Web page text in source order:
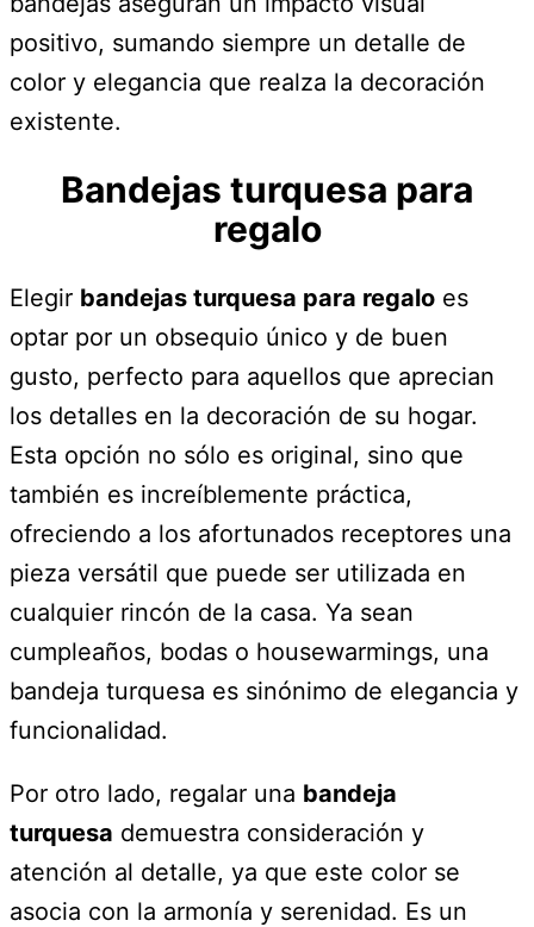
positivo, sumando siempre un detalle de
color y elegancia que realza la decoración
existente.
Bandejas turquesa para
regalo
Elegir bandejas turquesa para regalo es
optar por un obsequio único y de buen
gusto, perfecto para aquellos que aprecian
los detalles en la decoración de su hogar.
Esta opción no sólo es original, sino que
también es increíblemente práctica,
ofreciendo a los afortunados receptores una
pieza versátil que puede ser utilizada en
cualquier rincón de la casa. Ya sean
cumpleaños, bodas o housewarmings, una
bandeja turquesa es sinónimo de elegancia y
funcionalidad.
Por otro lado, regalar una bandeja
turquesa demuestra consideración y
atención al detalle, ya que este color se
asocia con la armonía y serenidad. Es un